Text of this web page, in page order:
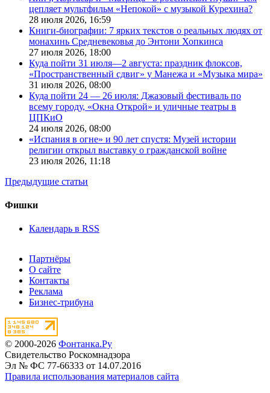
цепляет мультфильм «Непокой» с музыкой Курехина?
28 июля 2026, 16:59
Книги-биографии: 7 ярких текстов о реальных людях от
монахинь Средневековья до Энтони Хопкинса
27 июля 2026, 18:00
Куда пойти 31 июля—2 августа: праздник флоксов,
«Пространственный сдвиг» у Манежа и «Музыка мира»
31 июля 2026, 08:00
Куда пойти 24 — 26 июля: Джазовый фестиваль по
всему городу, «Окна Открой» и уличные театры в
ЦПКиО
24 июля 2026, 08:00
«Испания в огне» и 90 лет спустя: Музей истории
религии открыл выставку о гражданской войне
23 июля 2026, 11:18
Предыдущие статьи
Фишки
Календарь в RSS
Партнёры
О сайте
Контакты
Реклама
Бизнес-трибуна
© 2000-2026 Фонтанка.Ру
Свидетельство Роскомнадзора
Эл № ФС 77-66333 от 14.07.2016
Правила использования материалов сайта